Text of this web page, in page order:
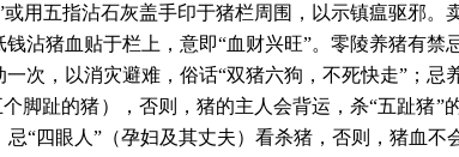
用五指沾石灰盖手印于猪栏周围，以示镇瘟驱邪
沾猪血贴于栏上，意即“血财兴旺”。零陵养猪有
次，以消灾避难，俗话“双猪六狗，不死快走”；忌
脚趾的猪），否则，猪的主人会背运，杀“五趾猪
“四眼人”（孕妇及其丈夫）看杀猪，否则，猪血